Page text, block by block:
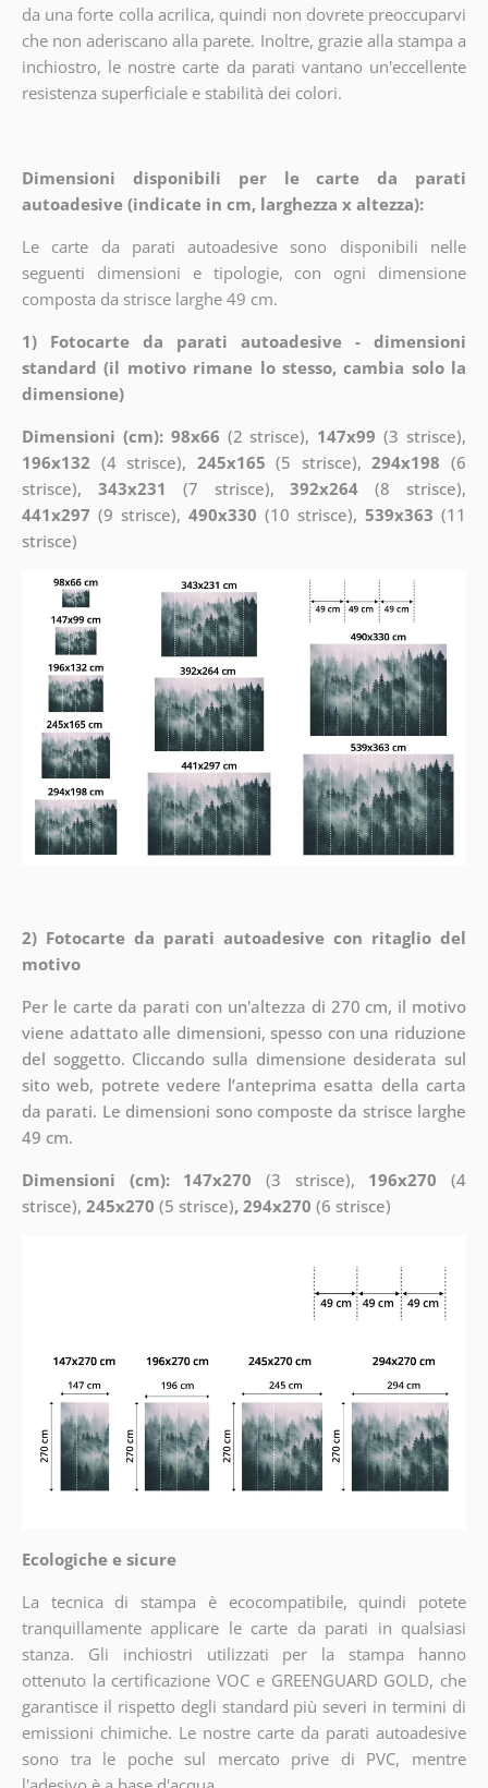
da una forte colla acrilica, quindi non dovrete preoccuparvi
che non aderiscano alla parete. Inoltre, grazie alla stampa a
inchiostro, le nostre carte da parati vantano un'eccellente
resistenza superficiale e stabilità dei colori.
Dimensioni disponibili per le carte da parati
autoadesive (indicate in cm, larghezza x altezza):
Le carte da parati autoadesive sono disponibili nelle
seguenti dimensioni e tipologie, con ogni dimensione
composta da strisce larghe 49 cm.
1) Fotocarte da parati autoadesive - dimensioni
standard (il motivo rimane lo stesso, cambia solo la
dimensione)
Dimensioni (cm): 98x66 (2 strisce), 147x99 (3 strisce),
196x132 (4 strisce), 245x165 (5 strisce),294x198 (6
strisce), 343x231 (7 strisce),392x264 (8 strisce),
441x297 (9 strisce), 490x330 (10 strisce),539x363 (11
strisce)
2) Fotocarte da parati autoadesive con ritaglio del
motivo
Per le carte da parati con un'altezza di 270 cm, il motivo
viene adattato alle dimensioni, spesso con una riduzione
del soggetto. Cliccando sulla dimensione desiderata sul
sito web, potrete vedere l’anteprima esatta della carta
da parati. Le dimensioni sono composte da strisce larghe
49 cm.
Dimensioni (cm): 147x270 (3 strisce), 196x270 (4
strisce), 245x270 (5 strisce), 294x270 (6 strisce)
Ecologiche e sicure
La tecnica di stampa è ecocompatibile, quindi potete
tranquillamente applicare le carte da parati in qualsiasi
stanza. Gli inchiostri utilizzati per la stampa hanno
ottenuto la certificazione VOC e GREENGUARD GOLD, che
garantisce il rispetto degli standard più severi in termini di
emissioni chimiche. Le nostre carte da parati autoadesive
sono tra le poche sul mercato prive di PVC, mentre